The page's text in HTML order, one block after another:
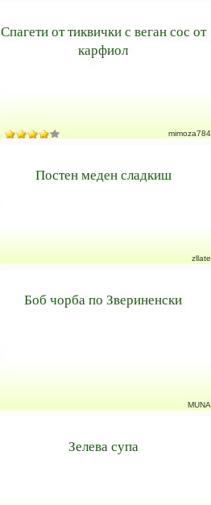
Спагети от тиквички с веган сос от
карфиол
mimoza784
Постен меден сладкиш
zllate
Боб чорба по Звериненски
MUNA
Зелева супа